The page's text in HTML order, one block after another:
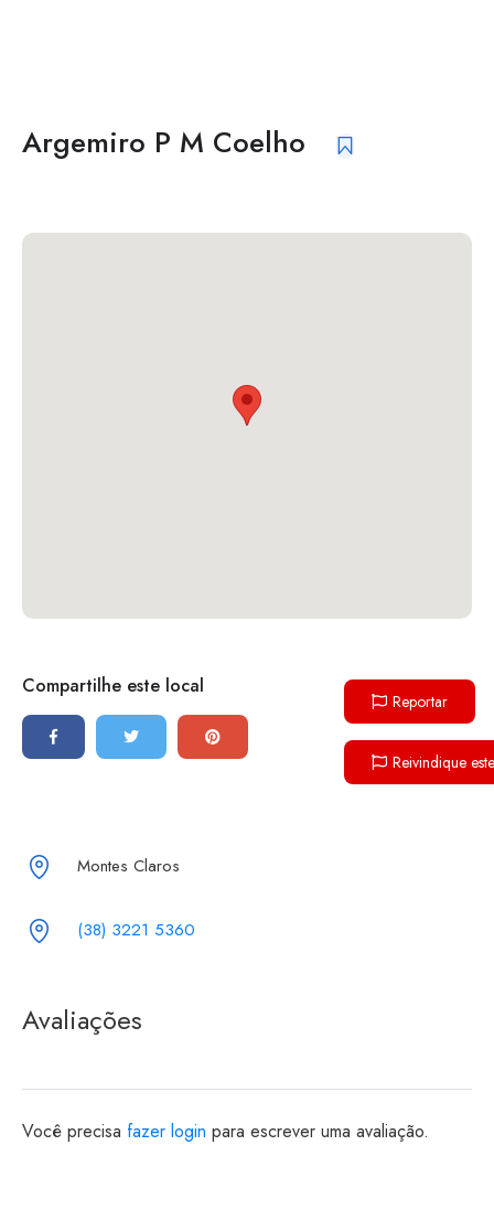
Argemiro P M Coelho
Compartilhe este local
Reportar
Reivindique
Montes Claros
(38) 3221 5360
Avaliações
Você precisa fazer login para escrever uma avaliação.